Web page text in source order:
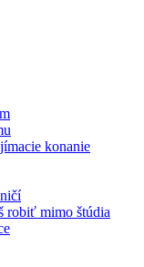
konanie
robiť mimo štúdia